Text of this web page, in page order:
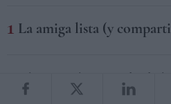
La amiga lista (y
El particular mundo de